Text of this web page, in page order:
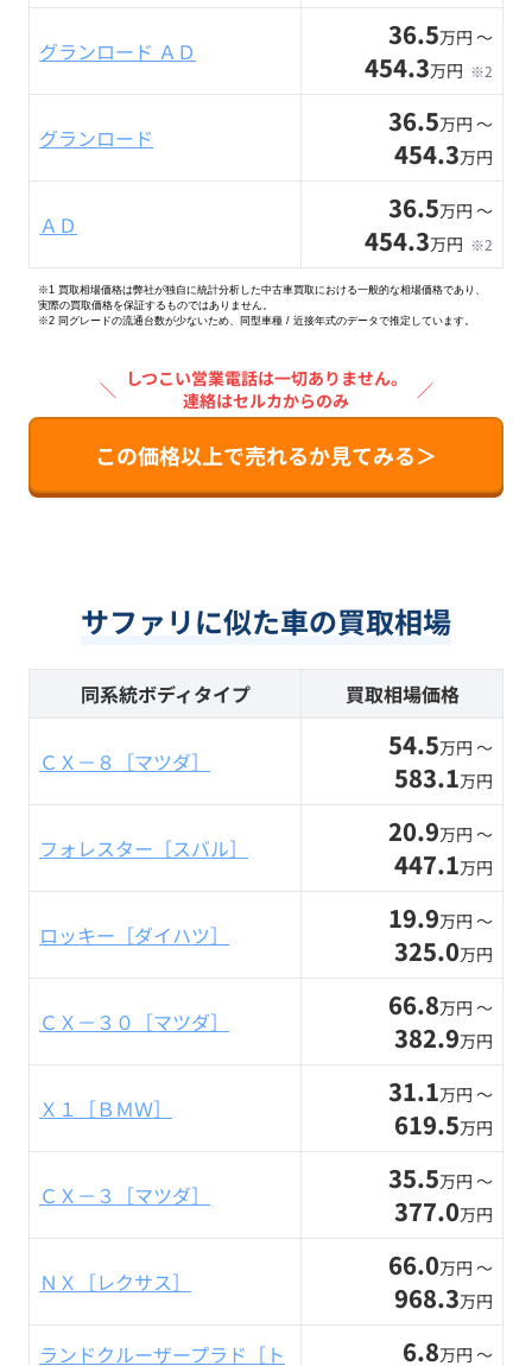
グランロード ＡＤ 36.5万円 〜
454.3万円 ※2
グランロード 36.5万円 〜
454.3万円
ＡＤ 36.5万円 〜
454.3万円 ※2
※1 買取相場価格は弊社が独自に統計分析した中古車買取における一般的な相場価格であり、
実際の買取価格を保証するものではありません。
※2 同グレードの流通台数が少ないため、同型車種 / 近接年式のデータで推定しています。
＼ しつこい営業電話は一切ありません。
連絡はセルカからのみ
／
この価格以上で売れるか見てみる＞
サファリに似た車の買取相場
同系統ボディタイプ 買取相場価格
ＣＸ－８［マツダ］ 54.5万円 〜
583.1万円
フォレスター［スバル］ 20.9万円 〜
447.1万円
ロッキー［ダイハツ］ 19.9万円 〜
325.0万円
ＣＸ－３０［マツダ］ 66.8万円 〜
382.9万円
Ｘ１［ＢＭＷ］ 31.1万円 〜
619.5万円
ＣＸ－３［マツダ］ 35.5万円 〜
377.0万円
ＮＸ［レクサス］ 66.0万円 〜
968.3万円
ランドクルーザープラド［ト 6.8万円 〜